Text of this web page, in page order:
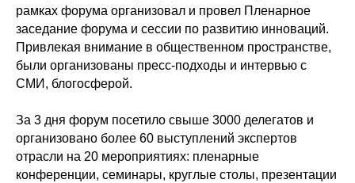
рамках форума организовал и провел Пленарное
заседание форума и сессии по развитию инноваций.
Привлекая внимание в общественном пространстве,
были организованы пресс-подходы и интервью с
СМИ, блогосферой.
За 3 дня форум посетило свыше 3000 делегатов и
организовано более 60 выступлений экспертов
отрасли на 20 мероприятиях: пленарные
конференции, семинары, круглые столы, презентации